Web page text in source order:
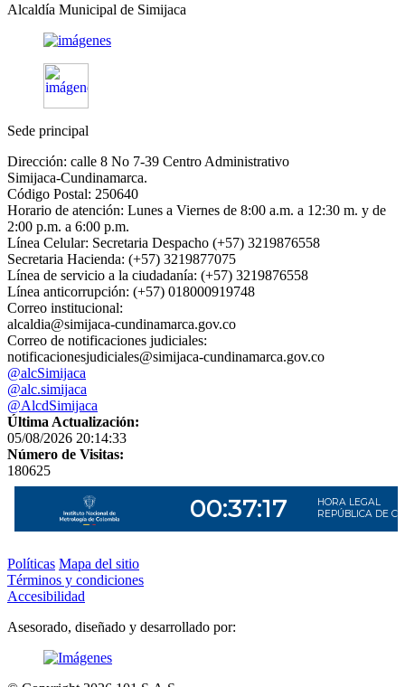
Alcaldía Municipal de Simijaca
Sede principal
Dirección: calle 8 No 7-39 Centro Administrativo
Simijaca-Cundinamarca.
Código Postal: 250640
Horario de atención: Lunes a Viernes de 8:00 a.m. a 12:30 m. y de
2:00 p.m. a 6:00 p.m.
Línea Celular: Secretaria Despacho (+57) 3219876558
Secretaria Hacienda: (+57) 3219877075
Línea de servicio a la ciudadanía: (+57) 3219876558
Línea anticorrupción: (+57) 018000919748
Correo institucional:
alcaldia@simijaca-cundinamarca.gov.co
Correo de notificaciones judiciales:
notificacionesjudiciales@simijaca-cundinamarca.gov.co
@alcSimijaca
@alc.simijaca
@AlcdSimijaca
Última Actualización:
05/08/2026 20:14:33
Número de Visitas:
180625
Políticas Mapa del sitio
Términos y condiciones
Accesibilidad
Asesorado, diseñado y desarrollado por: